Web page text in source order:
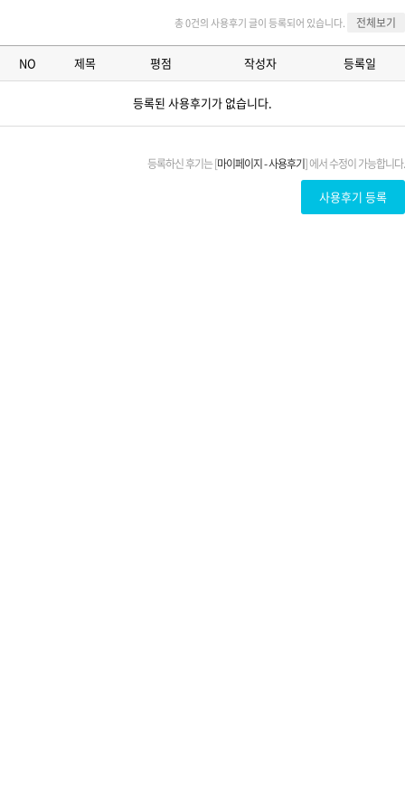
총 0건의 사용후기 글이 등록되어 있습니다. 전체보기
NO 제목 평점 작성자 등록일
등록된 사용후기가 없습니다.
등록하신 후기는 [마이페이지 - 사용후기] 에서 수정이 가능합니다.
사용후기 등록